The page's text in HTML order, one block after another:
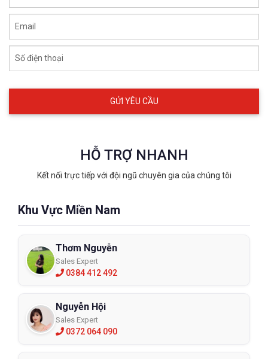
Email
Số điện thoại
HỖ TRỢ NHANH
Kết nối trực tiếp với đội ngũ chuyên gia của chúng tôi
Khu Vực Miền Nam
Thơm Nguyễn
Sales Expert
0384 412 492
Nguyễn Hội
Sales Expert
0372 064 090